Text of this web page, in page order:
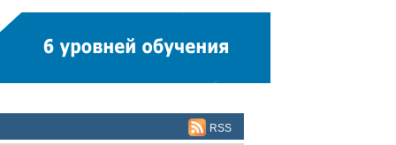
RSS